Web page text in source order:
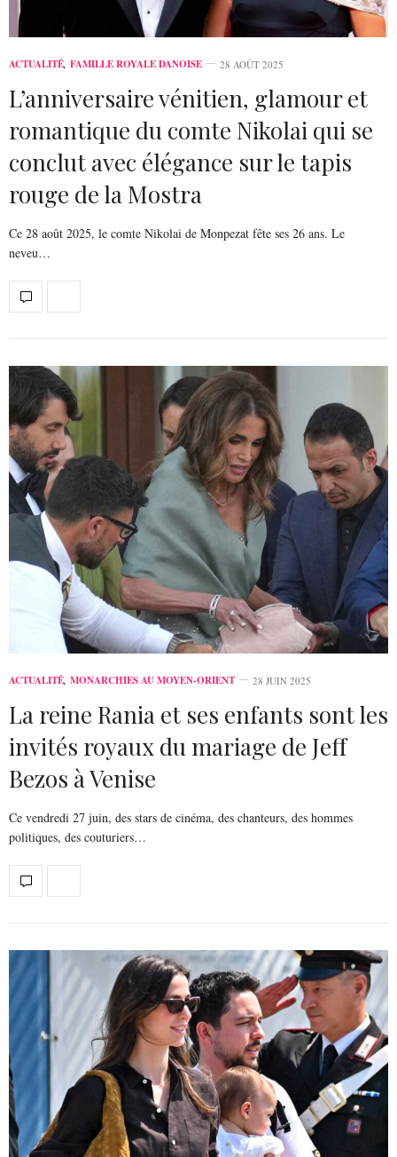
ACTUALITÉ, FAMILLE ROYALE DANOISE 28 AOÛT 2025
L’anniversaire vénitien, glamour et
romantique du comte Nikolai qui se
conclut avec élégance sur le tapis
rouge de la Mostra
Ce 28 août 2025, le comte Nikolai de Monpezat fête ses 26 ans. Le
neveu…
ACTUALITÉ, MONARCHIES AU MOYEN-ORIENT 28 JUIN 2025
La reine Rania et ses enfants sont les
invités royaux du mariage de Jeff
Bezos à Venise
Ce vendredi 27 juin, des stars de cinéma, des chanteurs, des hommes
politiques, des couturiers…